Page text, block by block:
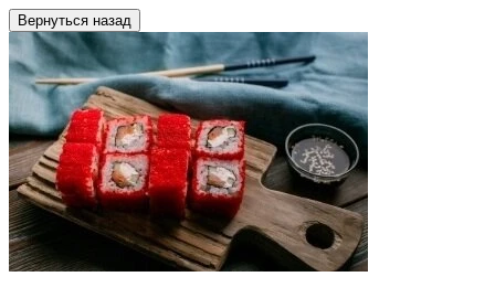
Вернуться назад